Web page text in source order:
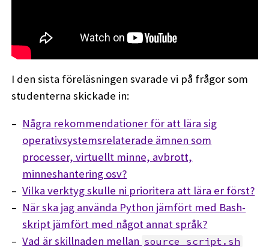
I den sista föreläsningen svarade vi på frågor som
studenterna skickade in:
Några rekommendationer för att lära sig
operativsystemsrelaterade ämnen som
processer, virtuellt minne, avbrott,
minneshantering osv?
Vilka verktyg skulle ni prioritera att lära er först?
När ska jag använda Python jämfört med Bash-
skript jämfört med något annat språk?
Vad är skillnaden mellan source script.sh